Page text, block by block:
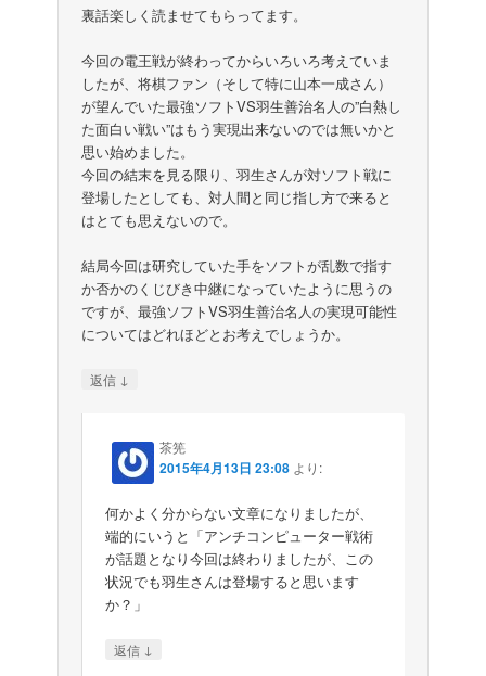
裏話楽しく読ませてもらってます。
今回の電王戦が終わってからいろいろ考えていま
したが、将棋ファン（そして特に山本一成さん）
が望んでいた最強ソフトVS羽生善治名人の”白熱し
た面白い戦い”はもう実現出来ないのでは無いかと
思い始めました。
今回の結末を見る限り、羽生さんが対ソフト戦に
登場したとしても、対人間と同じ指し方で来ると
はとても思えないので。
結局今回は研究していた手をソフトが乱数で指す
か否かのくじびき中継になっていたように思うの
ですが、最強ソフトVS羽生善治名人の実現可能性
についてはどれほどとお考えでしょうか。
返信 ↓
茶筅
2015年4月13日 23:08 より:
何かよく分からない文章になりましたが、
端的にいうと「アンチコンピューター戦術
が話題となり今回は終わりましたが、この
状況でも羽生さんは登場すると思います
か？」
返信 ↓